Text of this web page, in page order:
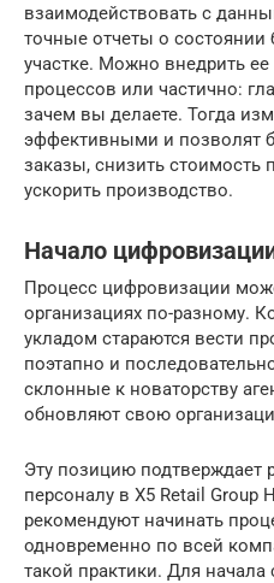
взаимодействовать с
точные отчеты о состоянии
участке. Можно внедрить
процессов или частично:
зачем вы делаете. Тогда
эффективными и позволят
заказы, снизить стоимость
ускорить производство.
Начало
Процесс цифровизации
организациях по-разному.
укладом стараются вести
поэтапно и
склонные к новаторству
обновляют свою
Эту позицию подтверждает
персоналу в X5 Retail Group
рекомендуют начинать
одновременно по всей
такой практики. Для начала